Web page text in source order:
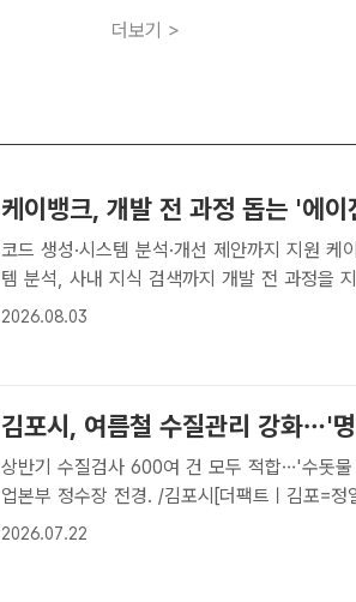
더보기 >
케이뱅크, 개발 전 과정 돕는 '에
코드 생성·시스템 분석·개선 제안까지 지원 케이뱅크는 코드 생성부터 시스
템 분석, 사내 지식 검색까지 개발 전 과정을
틱 AI'를 도입했다고 3일 밝혔다. /케이뱅크[더
2026.08.03
김포시, 여름철 수질관리 강화…'
상반기 수질검사 600여 건 모두 적합…'수돗물 안심
업본부 정수장 전경. /김포시[더팩트ㅣ김포=
름철 수질관리 강화와 노후 시설 개선을 통해
2026.07.22